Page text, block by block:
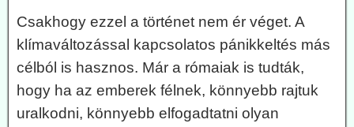
Csakhogy ezzel a történet nem ér véget. A
klímaváltozással kapcsolatos pánikkeltés más
célból is hasznos. Már a rómaiak is tudták,
hogy ha az emberek félnek, könnyebb rajtuk
uralkodni, könnyebb elfogadtatni olyan